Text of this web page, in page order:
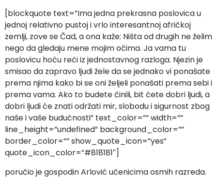
[blockquote text=”Ima jedna prekrasna poslovica u
jednoj relativno pustoj i vrlo interesantnoj afričkoj
zemlji, zove se Čad, a ona kaže: Ništa od drugih ne želim
nego da gledaju mene mojim očima. Ja vama tu
poslovicu hoću reći iz jednostavnog razloga. Njezin je
smisao da zapravo ljudi žele da se jednako vi ponašate
prema njima kako bi se oni željeli ponašati prema sebi i
prema vama. Ako to budete činili, bit ćete dobri ljudi, a
dobri ljudi će znati održati mir, slobodu i sigurnost zbog
naše i vaše budućnosti” text_color=”” width=””
line_height=”undefined” background_color=””
border_color=”” show_quote_icon=”yes”
quote_icon_color=”#818181″]
poručio je gospodin Arlović učenicima osmih razreda.